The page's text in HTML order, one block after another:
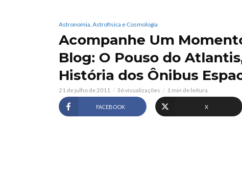
Astronomia, Astrofísica e Cosmologia
Acompanhe Um
Blog: O Pouso do
História dos Ônibus
21 de julho de 2011 36 visualizações 1 min de leitura
FACEBOOK X